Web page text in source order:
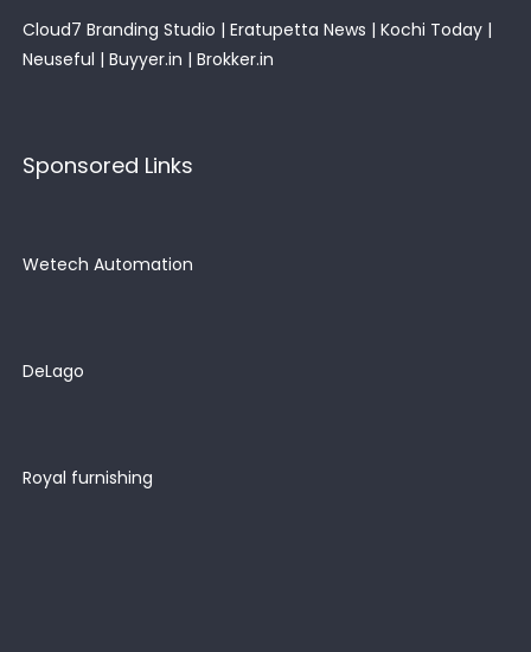
Cloud7 Branding Studio | Eratupetta News | Kochi Today |
Neuseful | Buyyer.in | Brokker.in
Sponsored Links
Wetech Automation
DeLago
Royal furnishing